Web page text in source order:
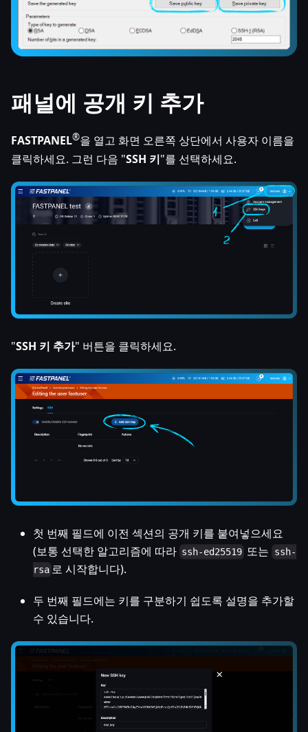
패널에 공개 키 추가
FASTPANEL®을 열고 화면 오른쪽 상단에서 사용자 이름을
클릭하세요. 그런 다음 "SSH 키"를 선택하세요.
"SSH 키 추가" 버튼을 클릭하세요.
첫 번째 필드에 이전 섹션의 공개 키를 붙여넣으세요
(보통 선택한 알고리즘에 따라 ssh-ed25519 또는
ssh-
rsa 로 시작합니다).
두 번째 필드에는 키를 구분하기 쉽도록 설명을 추가할
수 있습니다.